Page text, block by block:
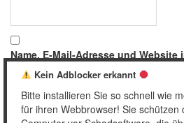
Name, E-Mail-Adresse und Website
meinen nächsten Kommentar
Kein Adblocker erkannt
Bitte installieren Sie so schnell wie
für ihren Webbrowser! Sie schützen